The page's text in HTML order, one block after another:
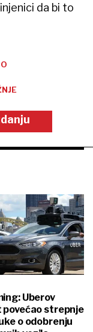
da bi to
Uberov
povećao strepnje
o odobrenju